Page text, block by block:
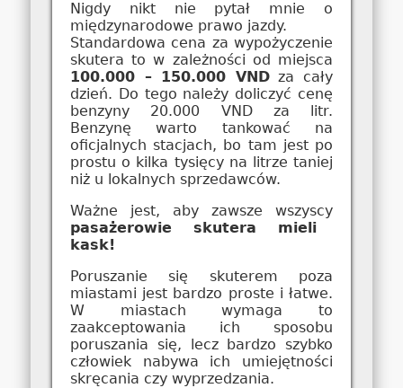
Nigdy nikt nie pytał mnie o
międzynarodowe prawo jazdy.
Standardowa cena za wypożyczenie
skutera to w zależności od miejsca
100.000 – 150.000 VNDza cały
dzień. Do tego należy doliczyć cenę
benzyny 20.000 VND za litr.
Benzynę warto tankować na
oficjalnych stacjach, bo tam jest po
prostu o kilka tysięcy na litrze taniej
niż u lokalnych sprzedawców.
Ważne jest, aby zawsze wszyscy
pasażerowie skutera mieli
kask!
Poruszanie się skuterem poza
miastami jest bardzo proste i łatwe.
W miastach wymaga to
zaakceptowania ich sposobu
poruszania się, lecz bardzo szybko
człowiek nabywa ich umiejętności
skręcania czy wyprzedzania.